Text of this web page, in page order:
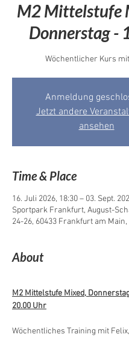
M2 Mittelstufe
Donnerstag -
Wöchentlicher Kurs
Anmeldung
Jetzt andere
ansehen
Time & Place
16. Juli 2026, 18:30 – 03. Sept.
Sportpark Frankfurt, August-
24-26, 60433 Frankfurt am
About
M2 Mittelstufe Mixed,
20.00 Uhr
Wöchentliches Training mit Felix,